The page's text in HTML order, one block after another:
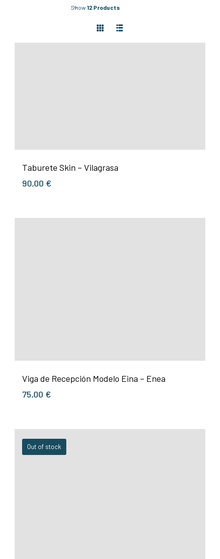
Show12 Products
Taburete Skin – Vilagrasa
90,00 €
Viga de Recepción Modelo Eina – Enea
75,00 €
Out of stock